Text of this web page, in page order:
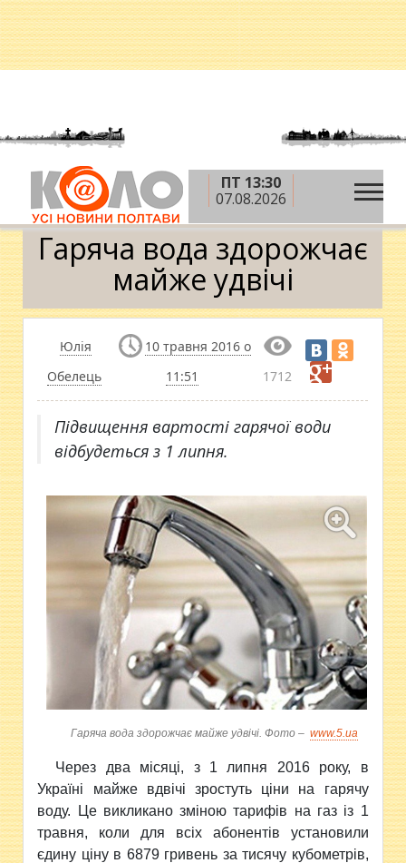
ПТ 13:30
07.08.2026
Головна » Новини » Суспільство
вода здорожчає майже удвічі
Гаряча вода здорожчає
майже удвічі
Юлія
Обелець
10 травня 2016 о
11:51
1712
Підвищення вартості гарячої води
відбудеться з 1 липня.
Гаряча вода здорожчає майже удвічі. Фото – www.5.ua
Через два місяці, з 1 липня 2016 року, в
Україні майже вдвічі зростуть ціни на гарячу
воду. Це викликано зміною тарифів на газ із 1
травня, коли для всіх абонентів установили
єдину ціну в 6879 гривень за тисячу кубометрів,